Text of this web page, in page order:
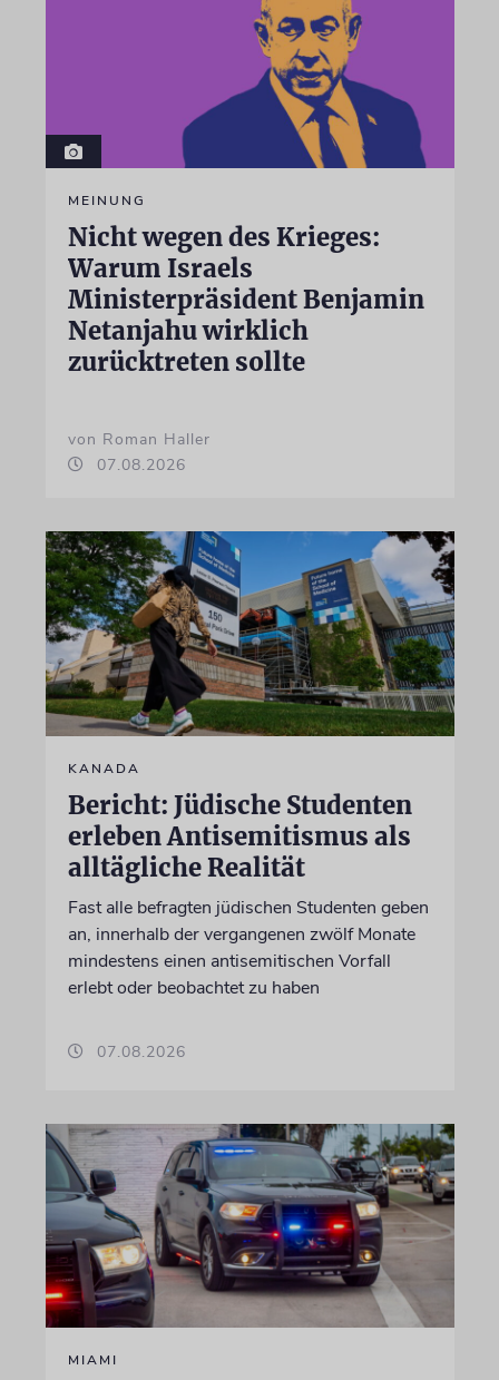
MEINUNG
Nicht wegen des Krieges:
Warum Israels
Ministerpräsident Benjamin
Netanjahu wirklich
zurücktreten sollte
von Roman Haller
07.08.2026
KANADA
Bericht: Jüdische Studenten
erleben Antisemitismus als
alltägliche Realität
Fast alle befragten jüdischen Studenten geben
an, innerhalb der vergangenen zwölf Monate
mindestens einen antisemitischen Vorfall
erlebt oder beobachtet zu haben
07.08.2026
MIAMI